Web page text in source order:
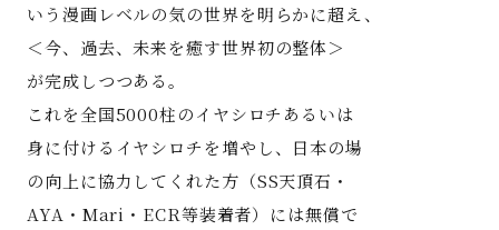
いう漫画レベルの気の世界を明らかに超え、
＜今、過去、未来を癒す世界初の整体＞
が完成しつつある。
これを全国5000柱のイヤシロチあるいは
身に付けるイヤシロチを増やし、日本の場
の向上に協力してくれた方（SS天頂石・
AYA・Mari・ECR等装着者）には無償で